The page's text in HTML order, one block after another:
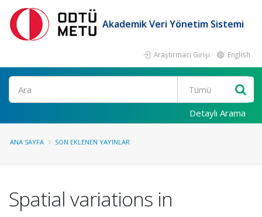
Akademik Veri Yönetim Sistemi
Araştırmacı Girişi English
Ara
Detaylı Arama
ANA SAYFA SON EKLENEN YAYINLAR
Spatial variations in